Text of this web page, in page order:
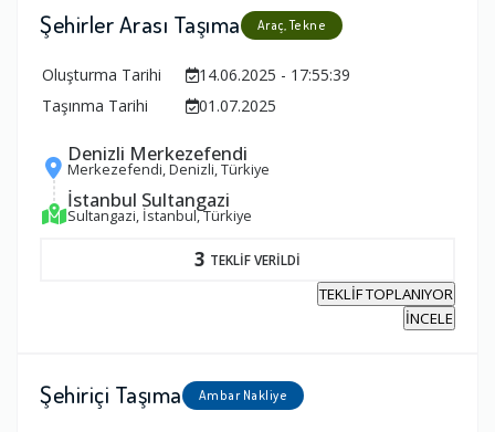
Şehirler Arası Taşıma Araç, Tekne
Oluşturma Tarihi
14.06.2025 - 17:55:39
Taşınma Tarihi
01.07.2025
Denizli Merkezefendi
Merkezefendi, Denizli, Türkiye
İstanbul Sultangazi
Sultangazi, İstanbul, Türkiye
3 TEKLİF VERİLDİ
TEKLİF TOPLANIYOR
İNCELE
Şehiriçi Taşıma Ambar Nakliye